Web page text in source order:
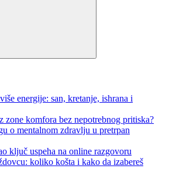
Search
energije: san, kretanje, ishrana i
zone komfora bez nepotrebnog pritiska?
o mentalnom zdravlju u pretrpan
ključ uspeha na online razgovoru
koliko košta i kako da izabereš